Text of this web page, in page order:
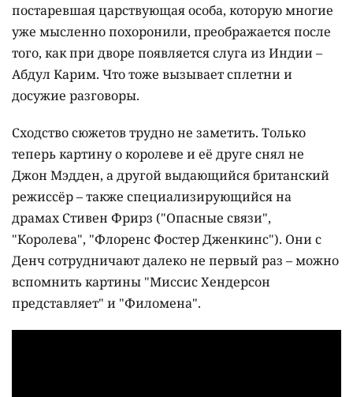
постаревшая царствующая особа, которую многие
уже мысленно похоронили, преображается после
того, как при дворе появляется слуга из Индии –
Абдул Карим. Что тоже вызывает сплетни и
досужие разговоры.
Сходство сюжетов трудно не заметить. Только
теперь картину о королеве и её друге снял не
Джон Мэдден, а другой выдающийся британский
режиссёр – также специализирующийся на
драмах Стивен Фрирз ("Опасные связи",
"Королева", "Флоренс Фостер Дженкинс"). Они с
Денч сотрудничают далеко не первый раз – можно
вспомнить картины "Миссис Хендерсон
представляет" и "Филомена".